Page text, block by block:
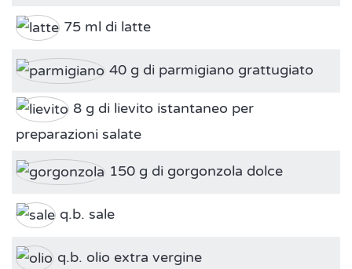
75 ml di latte
40 g di parmigiano grattugiato
8 g di lievito istantaneo per
preparazioni salate
150 g di gorgonzola dolce
q.b. sale
q.b. olio extra vergine